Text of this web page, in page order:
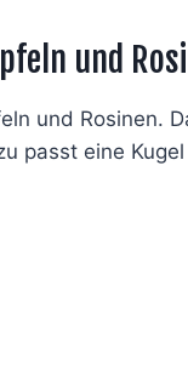
und
und Rosinen.
passt eine